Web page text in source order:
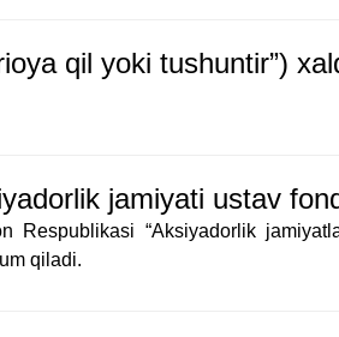
qil yoki tushuntir”)
jamiyati ustav
Respublikasi “Aksiyadorlik
qiladi.